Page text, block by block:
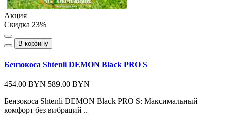
Акция
Скидка 23%
В корзину
Бензокоса Shtenli DEMON Black PRO S
454.00 BYN 589.00 BYN
Бензокоса Shtenli DEMON Black PRO S: Максимальный
комфорт без вибраций ..